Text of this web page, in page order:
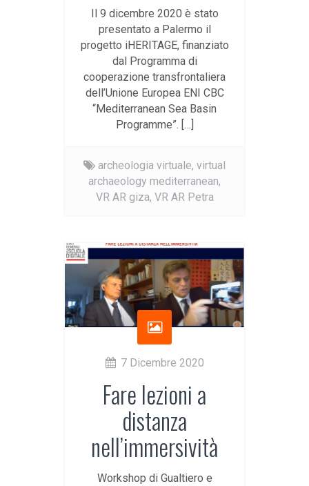
Il 9 dicembre 2020 è stato
presentato a Palermo il
progetto iHERITAGE, finanziato
dal Programma di
cooperazione transfrontaliera
dell’Unione Europea ENI CBC
“Mediterranean Sea Basin
Programme”. […]
archeologia virtuale, virtual
archaeology mediterranean,
VR AR giza, VR AR Petra
7 Dicembre 2020
Fare lezioni a
distanza
nell’immersività
Workshop di Gualtiero e